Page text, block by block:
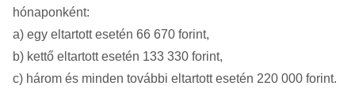
hónaponként:
a) egy eltartott esetén 66 670 forint,
b) kettő eltartott esetén 133 330 forint,
c) három és minden további eltartott esetén 220 000 forint.